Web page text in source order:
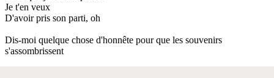
Je t'en veux
D'avoir pris son parti, oh
Dis-moi quelque chose d'honnête pour que les souvenirs
s'assombrissent